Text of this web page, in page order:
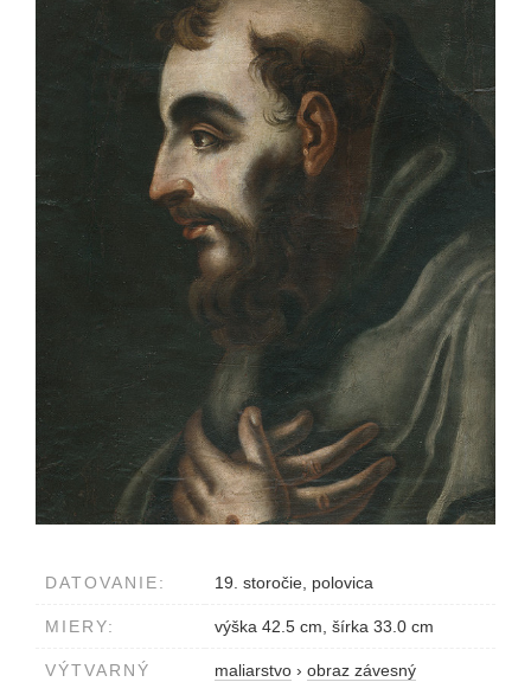
DATOVANIE: 19. storočie, polovica
MIERY: výška 42.5 cm, šírka 33.0 cm
VÝTVARNÝ
maliarstvo › obraz závesný